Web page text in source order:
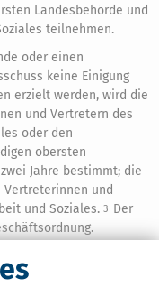
Landesbehörde und
teilnehmen.
oder einen
keine Einigung
erzielt werden, wird die
und Vertretern des
oder den
obersten
Jahre bestimmt; die
und
und Soziales. 3 Der